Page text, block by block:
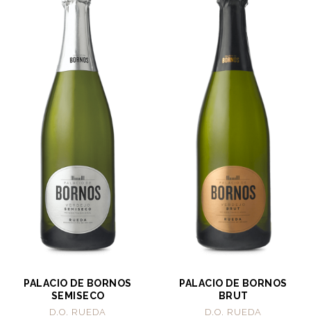
PALACIO DE BORNOS
SEMISECO
D.O. RUEDA
PALACIO DE BORNOS
BRUT
D.O. RUEDA